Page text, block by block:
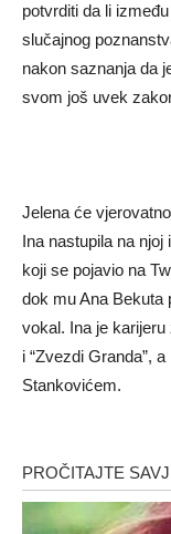
potvrditi da li
slučajnog
nakon saznanja da
svom još uvek
Jelena će
Ina nastupila na
koji se pojavio na
dok mu Ana Bekuta
vokal. Ina je karijeru
i “Zvezdi Granda”,
Stankovićem.